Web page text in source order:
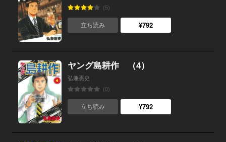
(5)
立ち読み ¥792
ヤング島耕作 （4）
弘兼憲史
(0)
立ち読み ¥792